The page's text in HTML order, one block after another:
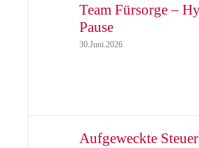
Team Fürsorge –
Pause
30.Juni.2026
Aufgeweckte